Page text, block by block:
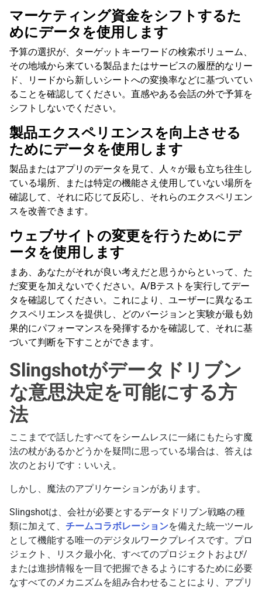
マーケティング資金をシフトするた
めにデータを使用します
予算の選択が、ターゲットキーワードの検索ボリューム、
その地域から来ている製品またはサービスの履歴的なリー
ド、リードから新しいシートへの変換率などに基づいてい
ることを確認してください。直感やある会話の外で予算を
シフトしないでください。
製品エクスペリエンスを向上させる
ためにデータを使用します
製品またはアプリのデータを見て、人々が最も立ち往生し
ている場所、または特定の機能さえ使用していない場所を
確認して、それに応じて反応し、それらのエクスペリエン
スを改善できます。
ウェブサイトの変更を行うためにデ
ータを使用します
まあ、あなたがそれが良い考えだと思うからといって、た
だ変更を加えないでください。A/Bテストを実行してデー
タを確認してください。これにより、ユーザーに異なるエ
クスペリエンスを提供し、どのバージョンと実験が最も効
果的にパフォーマンスを発揮するかを確認して、それに基
づいて判断を下すことができます。
Slingshotがデータドリブン
な意思決定を可能にする方
法
ここまでで話したすべてをシームレスに一緒にもたらす魔
法の杖があるかどうかを疑問に思っている場合は、答えは
次のとおりです：いいえ。
しかし、魔法のアプリケーションがあります。
Slingshotは、会社が必要とするデータドリブン戦略の種
類に加えて、 チームコラボレーションを備えた統一ツール
として機能する唯一のデジタルワークプレイスです。プロ
ジェクト、リスク最小化、すべてのプロジェクトおよび/
または進捗情報を一目で把握できるようにするために必要
なすべてのメカニズムを組み合わせることにより、アプリ